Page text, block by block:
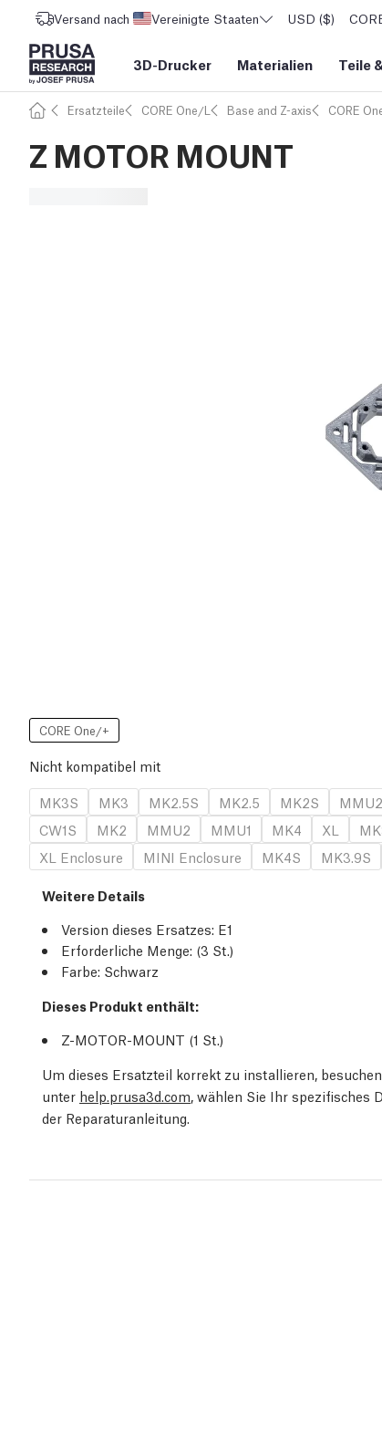
Versand nach Vereinigte Staaten USD ($)
3D-Drucker Materialien Teile
Ersatzteile CORE One/L Base and Z-axis CORE
Z MOTOR MOUNT
CORE One/+
Nicht kompatibel mit
MK3S
MK3 MK2.5S MK2.5 MK2S
CW1S
MK2 MMU2 MMU1 MK4 XL
XL Enclosure
MINI Enclosure MK4S MK3.9S
Weitere Details
Version dieses Ersatzes: E1
Erforderliche Menge: (3 St.)
Farbe: Schwarz
Dieses Produkt enthält:
Z-MOTOR-MOUNT (1 St.)
Um dieses Ersatzteil korrekt zu installieren,
unter help.prusa3d.com, wählen Sie Ihr spezifisches
der Reparaturanleitung.